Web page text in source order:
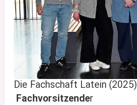
Die Fachschaft Latein (2025)
Fachvorsitzender